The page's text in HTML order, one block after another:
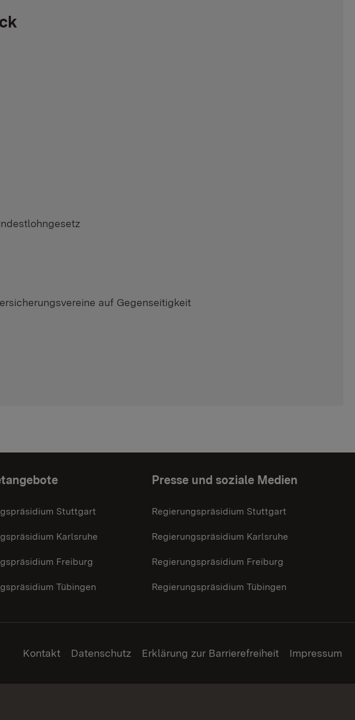
auf Gegenseitigkeit
Stuttgart
Karlsruhe
Freiburg
Tübingen
Presse und soziale Medien
Regierungspräsidium Stuttgart
Regierungspräsidium Karlsruhe
Regierungspräsidium Freiburg
Regierungspräsidium Tübingen
Kontakt Datenschutz Erklärung zur Barrierefreiheit Impressum